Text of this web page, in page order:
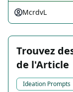
McrdvL
Trouvez
de l'Article
Ideation Prompts